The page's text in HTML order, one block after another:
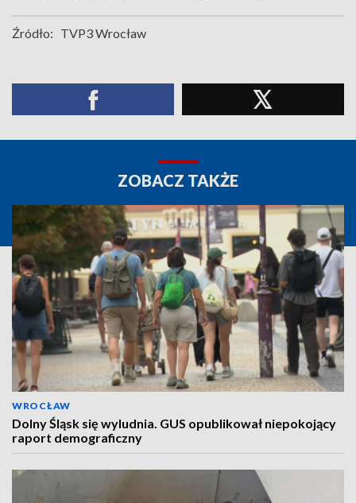
Źródło: TVP3 Wrocław
ZOBACZ TAKŻE
WROCŁAW
Dolny Śląsk się wyludnia. GUS opublikował niepokojący
raport demograficzny